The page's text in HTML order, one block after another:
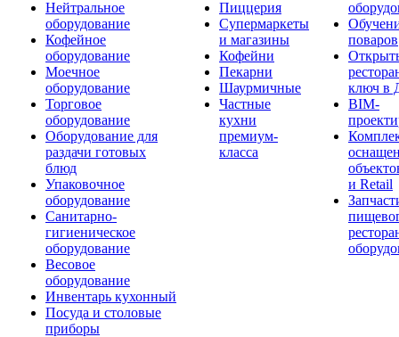
Нейтральное
оборудование
Кофейное
оборудование
Моечное
оборудование
Торговое
оборудование
Оборудование для
раздачи готовых
блюд
Упаковочное
оборудование
Санитарно-
гигиеническое
оборудование
Весовое
оборудование
Инвентарь кухонный
Посуда и столовые
приборы
Пиццерия
Супермаркеты
и магазины
Кофейни
Пекарни
Шаурмичные
Частные
кухни
премиум-
класса
поваров
ключ в
BIM-
и Retail